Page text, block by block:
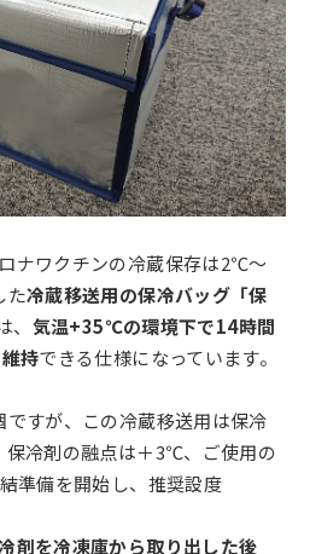
ナワクチンの冷蔵保存は2℃～
た冷蔵移送用の保冷バッグ「保
、 気温+35℃の環境下で14時間
持できる仕様になっています。
すが、この冷蔵移送用は保冷
保冷剤の融点は＋3℃、ご使用の
準備を開始し、推奨設度
剤を冷凍庫から取り出した後